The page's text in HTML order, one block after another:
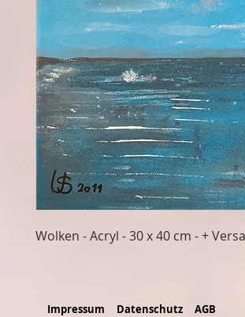
Wolken - Acryl - 30 x 40 cm - +
Impressum Datenschutz AGB